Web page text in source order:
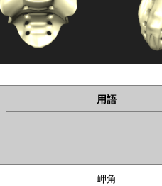
用語
岬角